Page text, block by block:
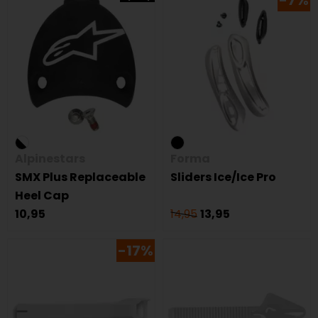
SMX Plus Replaceable
Heel Cap
10,95
Sliders Ice/Ice Pro
14,9513,95
-17%